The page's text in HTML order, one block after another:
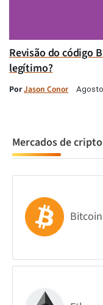
Revisão do código
legítimo?
PorJason Conor
Mercados de